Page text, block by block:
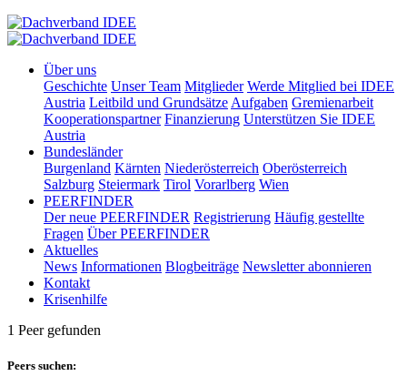
Über uns
Geschichte Unser Team Mitglieder Werde Mitglied bei IDEE
Austria Leitbild und Grundsätze Aufgaben Gremienarbeit
Kooperationspartner Finanzierung Unterstützen Sie IDEE
Austria
Bundesländer
Burgenland Kärnten Niederösterreich Oberösterreich
Salzburg Steiermark Tirol Vorarlberg Wien
PEERFINDER
Der neue PEERFINDER Registrierung Häufig gestellte
Fragen Über PEERFINDER
Aktuelles
News Informationen Blogbeiträge Newsletter abonnieren
Kontakt
Krisenhilfe
1 Peer gefunden
Peers suchen: